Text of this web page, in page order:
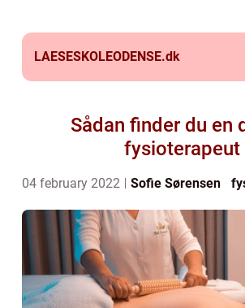
LAESESKOLEODENSE.dk
Sådan finder du en
fysioterapeut
04 february 2022 Sofie Sørensen